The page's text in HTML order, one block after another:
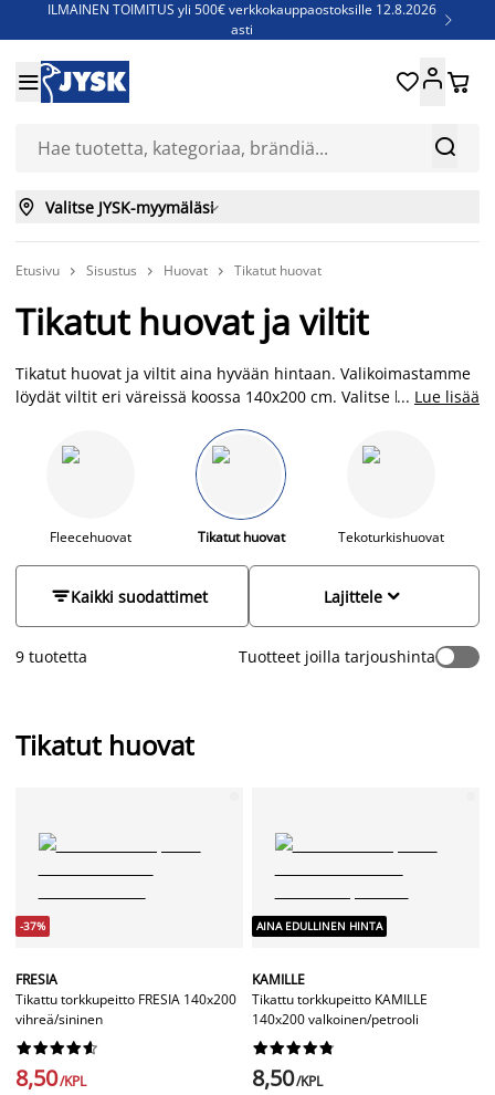
ILMAINEN TOIMITUS yli 500€ verkkokauppaostoksille 12.8.2026
asti

Jenkkisänkyjä - Säästä jopa 60%


 
 Valitse JYSK-myymäläsi
Etusivu  Sisustus  Huovat  Tikatut huovat
Tikatut huovat ja viltit
Tikatut huovat ja viltit aina hyvään hintaan. Valikoimastamme
löydät viltit eri väreissä koossa 140x200 cm. Valitse kuvioidun
vaikkapa useampi tikattu huopa. Tikatut huovat toimivat
lämmikkeen lisäksi myös sisustuselementtinä esimerkiksi
olohuoneessa, makuuhuoneessa tai parvekkeella. Tutustu
valikoimaamme ja osta suosikkisi.
... Lue lisää
Fleecehuovat Tikatut huovat Tekoturkishuovat
Kaikki suodattimet 
Lajittele
9 tuotetta Tuotteet joilla tarjoushinta
Tikatut huovat
-37%
FRESIA
Tikattu torkkupeitto FRESIA 140x200
vihreä/sininen






8,50/KPL
AINA EDULLINEN HINTA
KAMILLE
Tikattu torkkupeitto KAMILLE
140x200 valkoinen/petrooli






8,50/KPL